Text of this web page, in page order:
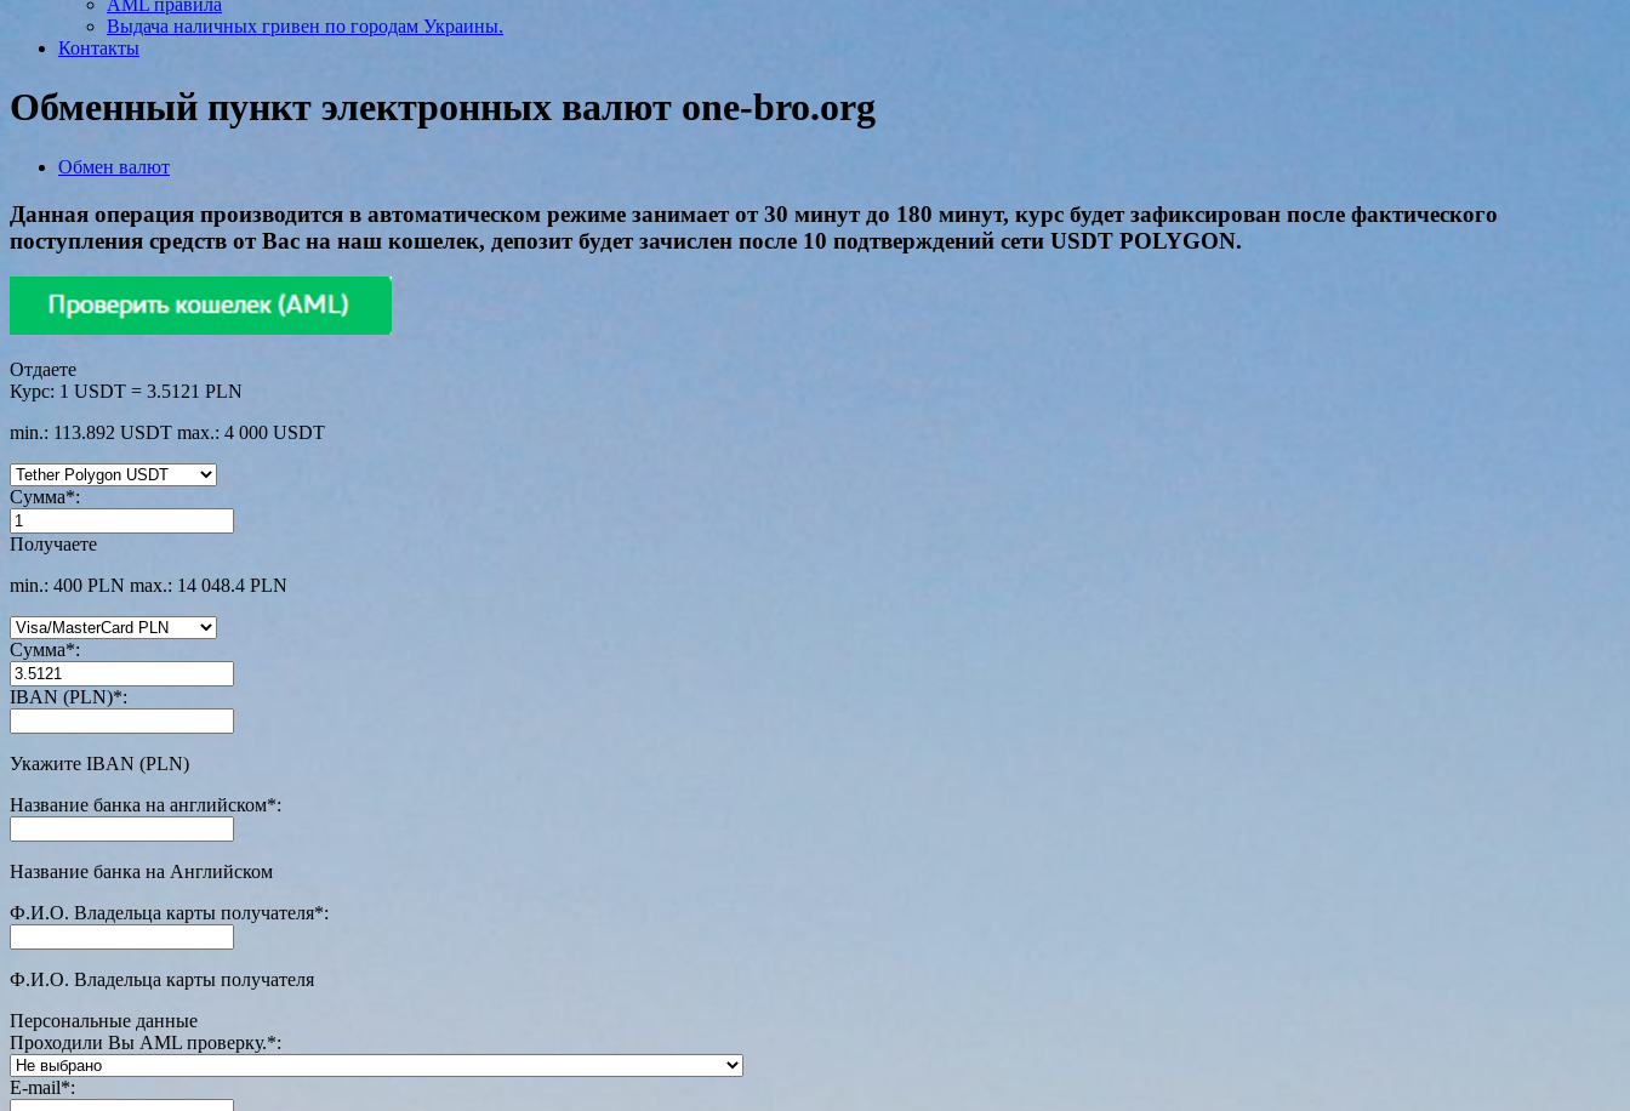
AML правила
Выдача наличных гривен по городам Украины.
Контакты
Обменный пункт электронных валют one-bro.org
Обмен валют
Данная операция производится в автоматическом режиме занимает от 30 минут до 180 минут, курс будет зафиксирован после фактического
поступления средств от Вас на наш кошелек, депозит будет зачислен после 10 подтверждений сети USDT POLYGON.
Отдаете
Курс: 1 USDT = 3.5121 PLN
min.: 113.892 USDT max.: 4 000 USDT
Сумма*:
Получаете
min.: 400 PLN max.: 14 048.4 PLN
Сумма*:
IBAN (PLN)*:
Укажите IBAN (PLN)
Название банка на английском*:
Название банка на Английском
Ф.И.О. Владельца карты получателя*:
Ф.И.О. Владельца карты получателя
Персональные данные
Проходили Вы AML проверку.*:
E-mail*: